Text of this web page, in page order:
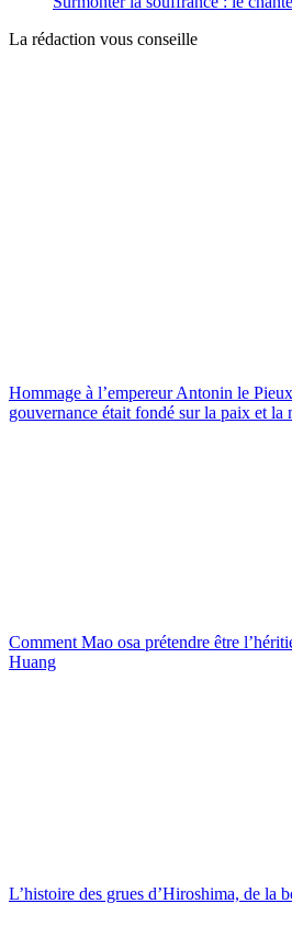
La rédaction vous conseille
Hommage à l’empereur Antonin le
gouvernance était fondé sur la paix et la
Comment Mao osa prétendre être
Huang
L’histoire des grues d’Hiroshima, de la